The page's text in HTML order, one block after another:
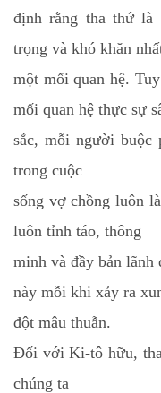
định rằng tha thứ là
trọng và khó khăn
một mối quan hệ.
mối quan hệ thực sự
sắc, mỗi người buộc
trong cuộc
sống vợ chồng luôn
luôn tỉnh táo, thông
minh và đầy bản lãnh
này mỗi khi xảy ra
đột mâu thuẫn.
Đối với Ki-tô hữu,
chúng ta